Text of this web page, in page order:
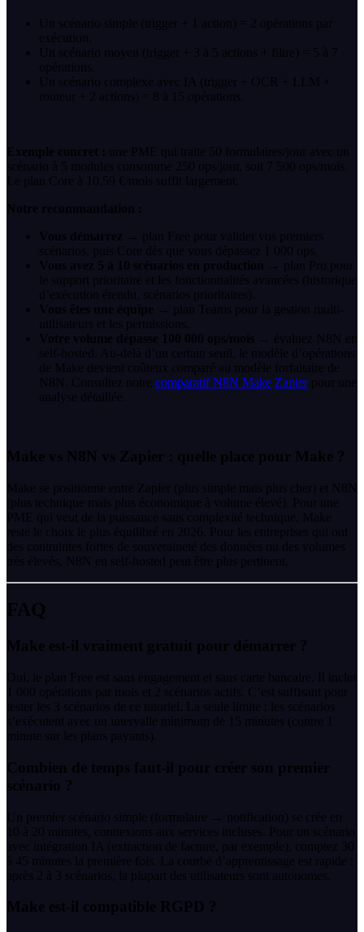
Un scénario simple (trigger + 1 action) = 2 opérations par
exécution.
Un scénario moyen (trigger + 3 à 5 actions + filtre) = 5 à 7
opérations.
Un scénario complexe avec IA (trigger + OCR + LLM +
routeur + 2 actions) = 8 à 15 opérations.
Exemple concret : une PME qui traite 50 formulaires/jour avec un
scénario à 5 modules consomme 250 ops/jour, soit 7 500 ops/mois.
Le plan Core à 10,59 €/mois suffit largement.
Notre recommandation :
Vous démarrez → plan Free pour valider vos premiers
scénarios, puis Core dès que vous dépassez 1 000 ops.
Vous avez 5 à 10 scénarios en production → plan Pro pour
le support prioritaire et les fonctionnalités avancées (historique
d’exécution étendu, scénarios prioritaires).
Vous êtes une équipe → plan Teams pour la gestion multi-
utilisateurs et les permissions.
Votre volume dépasse 100 000 ops/mois → évaluez N8N en
self-hosted. Au-delà d’un certain seuil, le modèle d’opérations
de Make devient coûteux comparé au modèle forfaitaire de
N8N. Consultez notre comparatif N8N Make Zapierpour une
analyse détaillée.
Make vs N8N vs Zapier : quelle place pour Make ?
Make se positionne entre Zapier (plus simple mais plus cher) et N8N
(plus technique mais plus économique à volume élevé). Pour une
PME qui veut de la puissance sans complexité technique, Make
reste le choix le plus équilibré en 2026. Pour les entreprises qui ont
des contraintes fortes de souveraineté des données ou des volumes
très élevés, N8N en self-hosted peut être plus pertinent.
FAQ
Make est-il vraiment gratuit pour démarrer ?
Oui, le plan Free est sans engagement et sans carte bancaire. Il inclut
1 000 opérations par mois et 2 scénarios actifs. C’est suffisant pour
tester les 3 scénarios de ce tutoriel. La seule limite : les scénarios
s’exécutent avec un intervalle minimum de 15 minutes (contre 1
minute sur les plans payants).
Combien de temps faut-il pour créer son premier
scénario ?
Un premier scénario simple (formulaire → notification) se crée en
10 à 20 minutes, connexions aux services incluses. Pour un scénario
avec intégration IA (extraction de facture, par exemple), comptez 30
à 45 minutes la première fois. La courbe d’apprentissage est rapide :
après 2 à 3 scénarios, la plupart des utilisateurs sont autonomes.
Make est-il compatible RGPD ?